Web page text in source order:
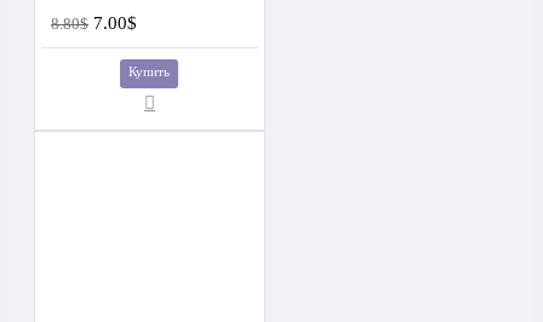
8.80$ 7.00$
Купить